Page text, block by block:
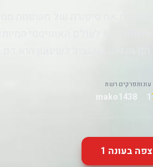
עונות
1
פרקים
1438
רשת
mako
צפה בעונה 1